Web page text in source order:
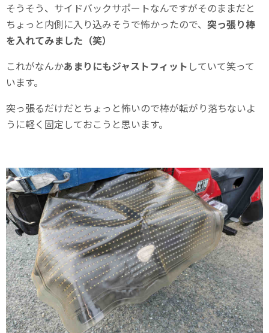
そうそう、サイドバックサポートなんですがそのままだと
ちょっと内側に入り込みそうで怖かったので、 突っ張り棒
を入れてみました（笑）
これがなんかあまりにもジャストフィット していて笑って
います。
突っ張るだけだとちょっと怖いので棒が転がり落ちないよ
うに軽く固定しておこうと思います。